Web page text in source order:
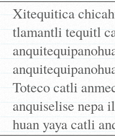
Xitequitica
tlamantli tequitl
Toteco catli
anquiselise nepa
huan yaya catli